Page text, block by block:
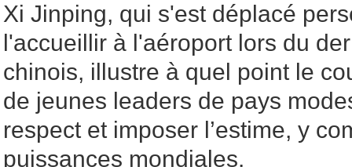
Xi Jinping, qui s'est déplacé
l'accueillir à l'aéroport lors du
chinois, illustre à quel point le
de jeunes leaders de pays
respect et imposer l’estime, y
puissances mondiales.